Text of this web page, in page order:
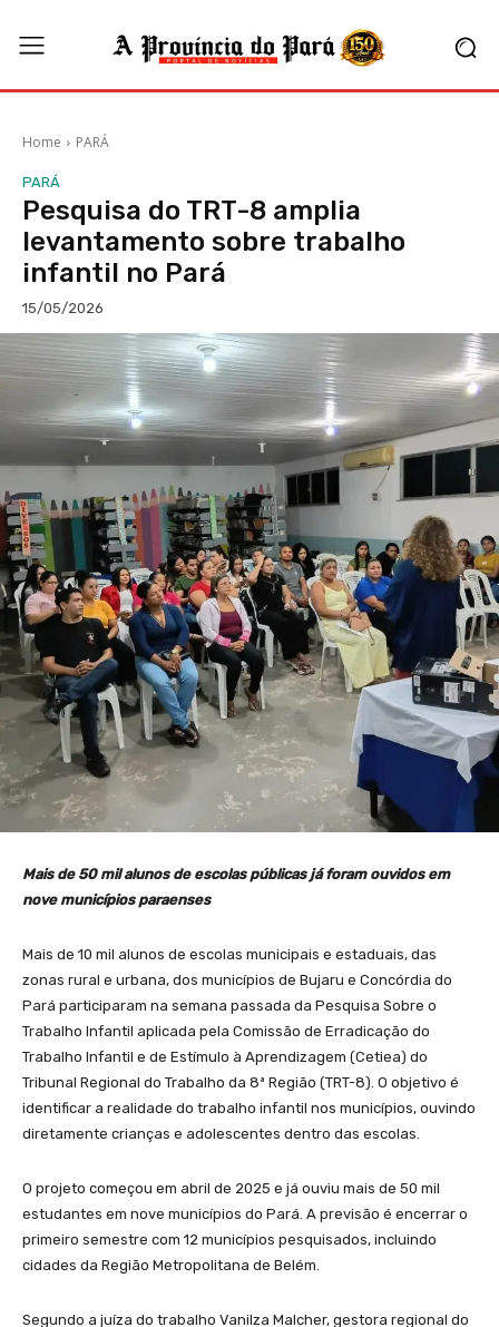
Home PARÁ
PARÁ
Pesquisa do TRT-8 amplia
levantamento sobre trabalho
infantil no Pará
15/05/2026
Mais de 50 mil alunos de escolas públicas já foram ouvidos em
nove municípios paraenses
Mais de 10 mil alunos de escolas municipais e estaduais, das
zonas rural e urbana, dos municípios de Bujaru e Concórdia do
Pará participaram na semana passada da Pesquisa Sobre o
Trabalho Infantil aplicada pela Comissão de Erradicação do
Trabalho Infantil e de Estímulo à Aprendizagem (Cetiea) do
Tribunal Regional do Trabalho da 8ª Região (TRT-8). O objetivo é
identificar a realidade do trabalho infantil nos municípios, ouvindo
diretamente crianças e adolescentes dentro das escolas.
O projeto começou em abril de 2025 e já ouviu mais de 50 mil
estudantes em nove municípios do Pará. A previsão é encerrar o
primeiro semestre com 12 municípios pesquisados, incluindo
cidades da Região Metropolitana de Belém.
Segundo a juíza do trabalho Vanilza Malcher, gestora regional do